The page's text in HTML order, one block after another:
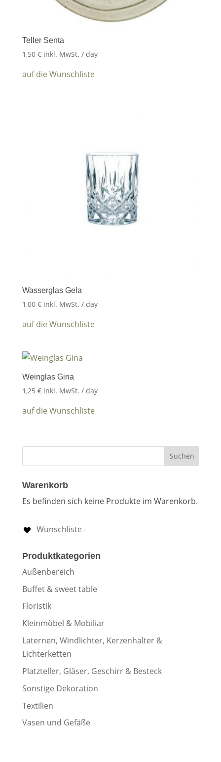
Teller Senta
1,50 € inkl. MwSt. / day
auf die Wunschliste
Wasserglas Gela
1,00 € inkl. MwSt. / day
auf die Wunschliste
Weinglas Gina
1,25 € inkl. MwSt. / day
auf die Wunschliste
Warenkorb
Es befinden sich keine Produkte im Warenkorb.
Wunschliste -
Produktkategorien
Außenbereich
Buffet & sweet table
Floristik
Kleinmöbel & Mobiliar
Laternen, Windlichter, Kerzenhalter &
Lichterketten
Platzteller, Gläser, Geschirr & Besteck
Sonstige Dekoration
Textilien
Vasen und Gefäße